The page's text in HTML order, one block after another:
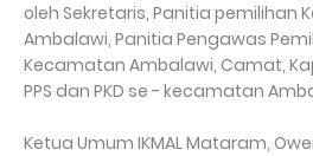
oleh Sekretaris, Panitia pemilihan
Ambalawi, Panitia Pengawas
Kecamatan Ambalawi, Camat,
PPS dan PKD se - kecamatan
Ketua Umum IKMAL Mataram,